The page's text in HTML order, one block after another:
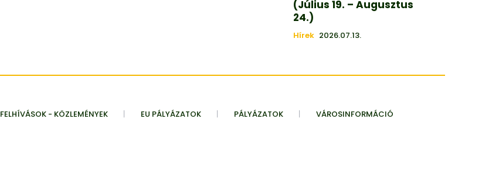
(Július 19. – Augusztus
24.)
Hírek 2026.07.13.
FELHÍVÁSOK - KÖZLEMÉNYEK EU PÁLYÁZATOK PÁLYÁZATOK VÁROSINFORMÁCIÓ